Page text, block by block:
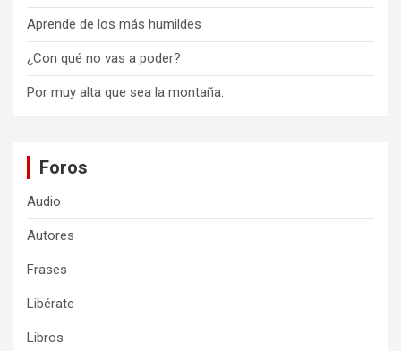
Aprende de los más humildes
¿Con qué no vas a poder?
Por muy alta que sea la montaña.
Foros
Audio
Autores
Frases
Libérate
Libros